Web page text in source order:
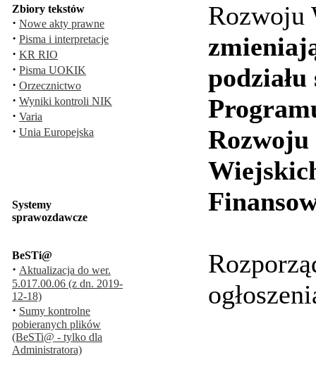
Zbiory tekstów
· Nowe akty prawne
· Pisma i interpretacje
· KR RIO
· Pisma UOKIK
· Orzecznictwo
· Wyniki kontroli NIK
· Varia
· Unia Europejska
Systemy
sprawozdawcze
BeSTi@
· Aktualizacja do wer.
5.017.00.06 (z dn. 2019-
12-18)
· Sumy kontrolne
pobieranych plików
(BeSTi@ - tylko dla
Administratora)
Rozwoju